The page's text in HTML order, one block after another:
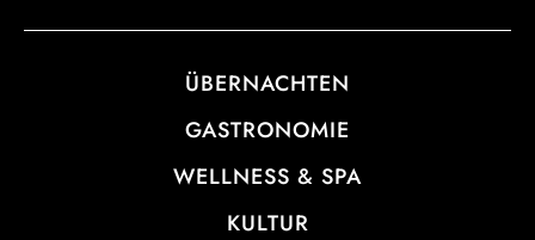
ÜBERNACHTEN
GASTRONOMIE
WELLNESS & SPA
KULTUR